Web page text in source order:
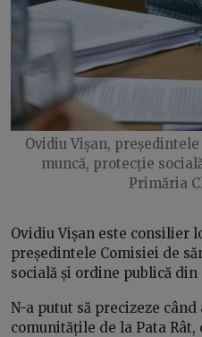
Ovidiu Vișan,
muncă, protecție
Primăria
Ovidiu Vișan este consilier
președintele Comisiei de
socială și ordine publică
N-a putut să precizeze
comunitățile de la Pata Rât,